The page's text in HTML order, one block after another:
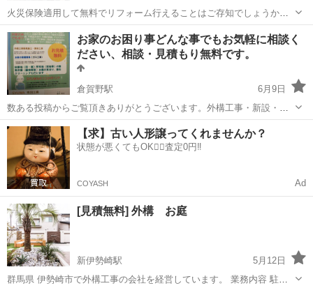
火災保険適用して無料でリフォーム行えることはご存知でしょうか？
まず、火災保険は火事だけに適応される保険ではありません。屋根や
雨樋、カーポート隅々まで含まれます！ 約5年以上経過した一戸建
て、アパートオーナー、工場などお持...
群馬 伊勢崎市 伊勢崎駅 その他 火災保険
お家のお困り事どんな事でもお気軽に相談く
ださい、相談・見積もり無料です。
倉賀野駅
6月9日
数ある投稿からご覧頂きありがとうございます。外構工事・新設・お
直し・改修・バリアフリー工事、解体、造園工事、植木の伐採伐根、
剪定、お家のお困り事、お庭の困り事（植木の手入れ、草刈り、除草
剤散布、砕石敷き、コンクリート舗装・ア...
群馬 高崎市 倉賀野駅 その他 無料
【求】古い人形譲ってくれませんか？
状態が悪くてもOK🙆‍♀️査定0円‼️
COYASH Ad
[見積無料] 外構 お庭
新伊勢崎駅
5月12日
群馬県 伊勢崎市で外構工事の会社を経営しています。 業務内容 駐車